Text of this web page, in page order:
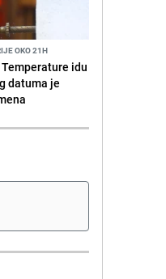
OKO 21H
idu
datuma je